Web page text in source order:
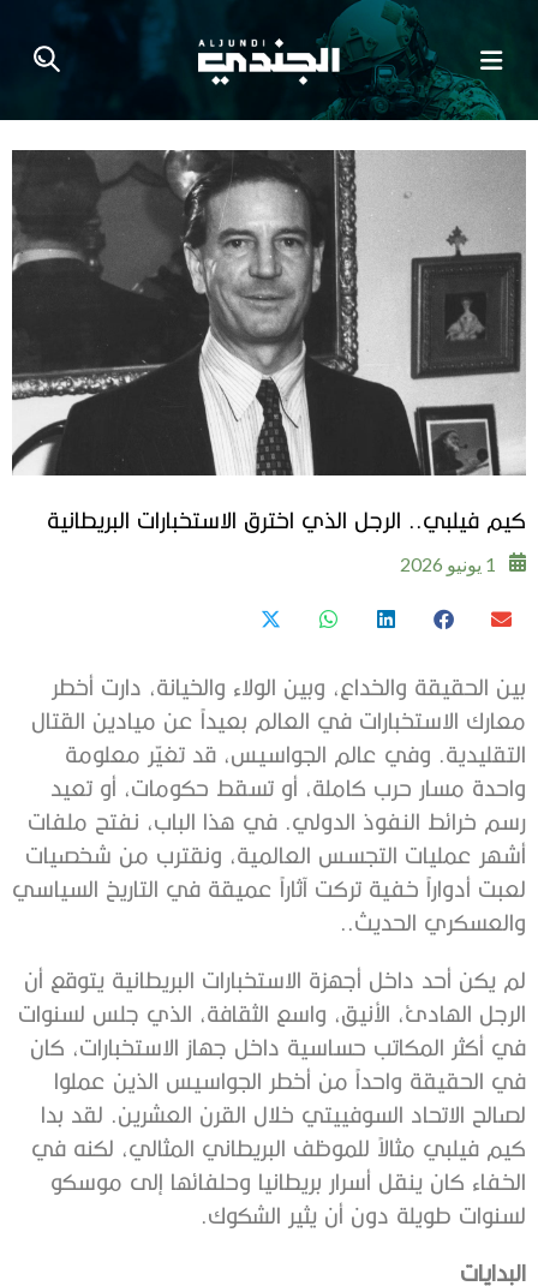
كيم فيلبي.. الرجل الذي اخترق الاستخبارات البريطانية
1 يونيو 2026
بين الحقيقة والخداع، وبين الولاء والخيانة، دارت أخطر
معارك الاستخبارات في العالم بعيداً عن ميادين القتال
التقليدية. وفي عالم الجواسيس، قد تغيّر معلومة
واحدة مسار حرب كاملة، أو تسقط حكومات، أو تعيد
رسم خرائط النفوذ الدولي. في هذا الباب، نفتح ملفات
أشهر عمليات التجسس العالمية، ونقترب من شخصيات
لعبت أدواراً خفية تركت آثاراً عميقة في التاريخ السياسي
والعسكري الحديث..
لم يكن أحد داخل أجهزة الاستخبارات البريطانية يتوقع أن
الرجل الهادئ، الأنيق، واسع الثقافة، الذي جلس لسنوات
في أكثر المكاتب حساسية داخل جهاز الاستخبارات، كان
في الحقيقة واحداً من أخطر الجواسيس الذين عملوا
لصالح الاتحاد السوفييتي خلال القرن العشرين. لقد بدا
كيم فيلبي مثالاً للموظف البريطاني المثالي، لكنه في
الخفاء كان ينقل أسرار بريطانيا وحلفائها إلى موسكو
لسنوات طويلة دون أن يثير الشكوك.
البدايات